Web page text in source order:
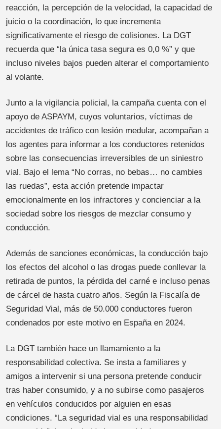
reacción, la percepción de la velocidad, la capacidad de
juicio o la coordinación, lo que incrementa
significativamente el riesgo de colisiones. La DGT
recuerda que “la única tasa segura es 0,0 %” y que
incluso niveles bajos pueden alterar el comportamiento
al volante.
Junto a la vigilancia policial, la campaña cuenta con el
apoyo de ASPAYM, cuyos voluntarios, víctimas de
accidentes de tráfico con lesión medular, acompañan a
los agentes para informar a los conductores retenidos
sobre las consecuencias irreversibles de un siniestro
vial. Bajo el lema “No corras, no bebas… no cambies
las ruedas”, esta acción pretende impactar
emocionalmente en los infractores y concienciar a la
sociedad sobre los riesgos de mezclar consumo y
conducción.
Además de sanciones económicas, la conducción bajo
los efectos del alcohol o las drogas puede conllevar la
retirada de puntos, la pérdida del carné e incluso penas
de cárcel de hasta cuatro años. Según la Fiscalía de
Seguridad Vial, más de 50.000 conductores fueron
condenados por este motivo en España en 2024.
La DGT también hace un llamamiento a la
responsabilidad colectiva. Se insta a familiares y
amigos a intervenir si una persona pretende conducir
tras haber consumido, y a no subirse como pasajeros
en vehículos conducidos por alguien en esas
condiciones. “La seguridad vial es una responsabilidad